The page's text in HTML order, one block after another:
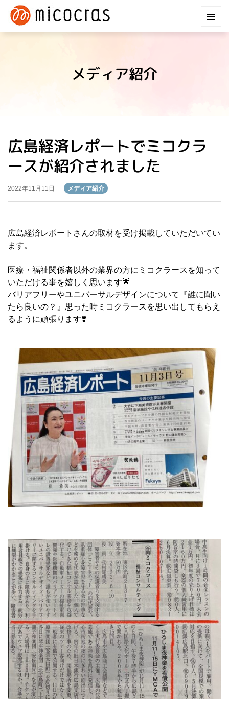
メディア紹介
広島経済レポートでミコクラ
ースが紹介されました
2022年11月11日 メディア紹介
広島経済レポートさんの取材を受け掲載していただいてい
ます。
医療・福祉関係者以外の業界の方にミコクラースを知って
いただける事を嬉しく思います🌟
バリアフリーやユニバーサルデザインについて『誰に聞い
たら良いの？』思った時ミコクラースを思い出してもらえ
るように頑張ります❣️